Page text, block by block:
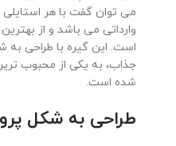
می توان گفت با هر
وارداتی می باشد و از
است. این گیره با طراحی به
جذاب، به یکی از محبوب
شده است.
طراحی به شکل